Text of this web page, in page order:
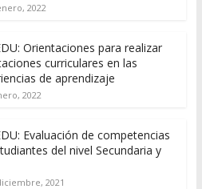
2022
Orientaciones para realizar
curriculares en las
de aprendizaje
2022
Evaluación de competencias
del nivel Secundaria y
2021